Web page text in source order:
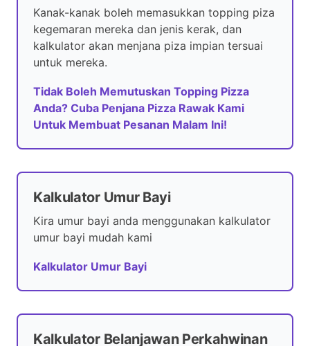
Kanak-kanak boleh memasukkan topping piza
kegemaran mereka dan jenis kerak, dan
kalkulator akan menjana piza impian tersuai
untuk mereka.
Tidak Boleh Memutuskan Topping Pizza
Anda? Cuba Penjana Pizza Rawak Kami
Untuk Membuat Pesanan Malam Ini!
Kalkulator Umur Bayi
Kira umur bayi anda menggunakan kalkulator
umur bayi mudah kami
Kalkulator Umur Bayi
Kalkulator Belanjawan Perkahwinan